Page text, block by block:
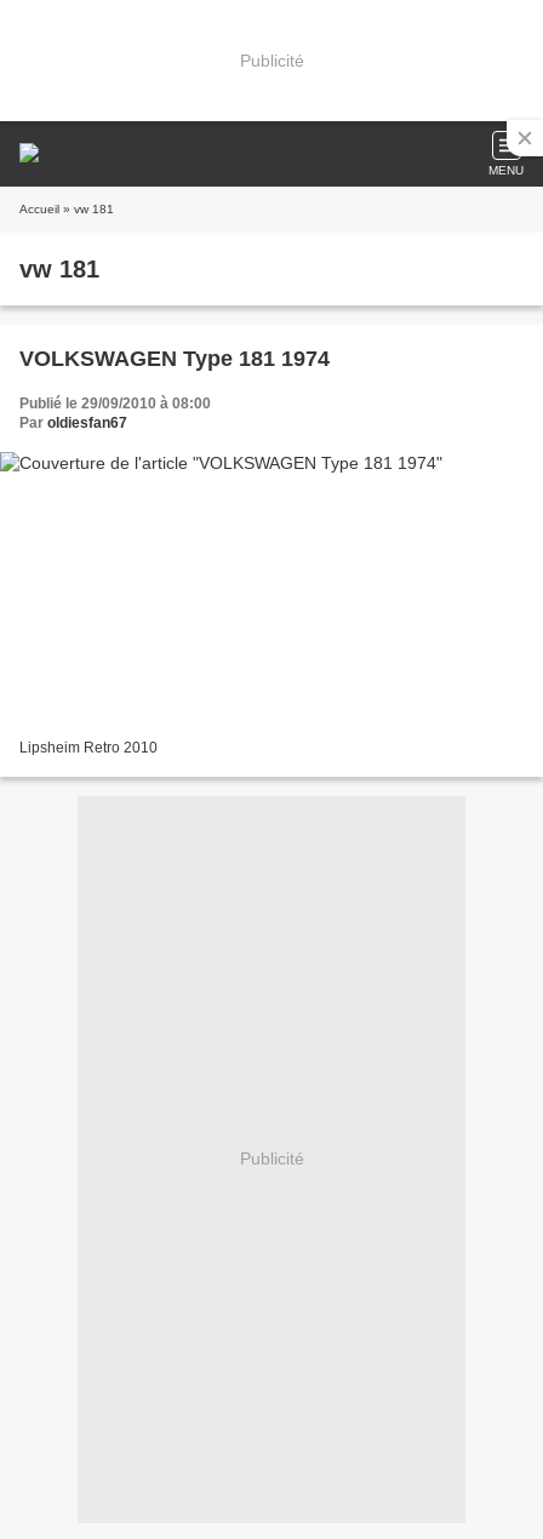
Publicité
MENU
Accueil » vw 181
vw 181
VOLKSWAGEN Type 181 1974
Publié le 29/09/2010 à 08:00
Par oldiesfan67
Lipsheim Retro 2010
Publicité